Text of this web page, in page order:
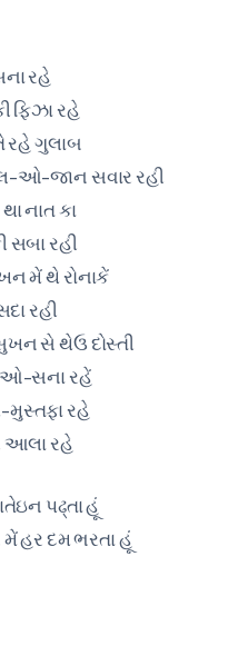
રહે
ફિઝા રહે
રહે ગુલાબ
ઓ-જાન સવાર રહી
નાત કા
સબા રહી
મેં થે રોનાકેં
રહી
સે થેઉ દોસ્તી
ઓ-સના રહેં
રહે
રહે
પઢ્તા હૂં
હર દમ ભરતા હૂં